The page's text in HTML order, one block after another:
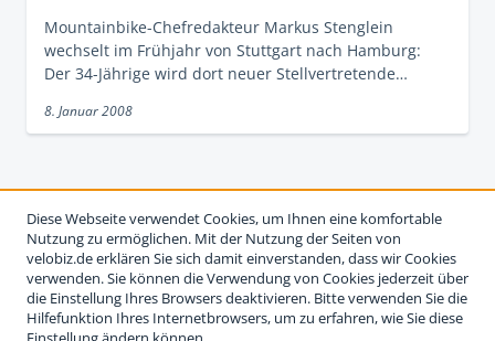
Mountainbike-Chefredakteur Markus Stenglein
wechselt im Frühjahr von Stuttgart nach Hamburg:
Der 34-Jährige wird dort neuer Stellvertretende…
8. Januar 2008
Diese Webseite verwendet Cookies, um Ihnen eine komfortable
Nutzung zu ermöglichen. Mit der Nutzung der Seiten von
velobiz.de erklären Sie sich damit einverstanden, dass wir Cookies
verwenden. Sie können die Verwendung von Cookies jederzeit über
die Einstellung Ihres Browsers deaktivieren. Bitte verwenden Sie die
Hilfefunktion Ihres Internetbrowsers, um zu erfahren, wie Sie diese